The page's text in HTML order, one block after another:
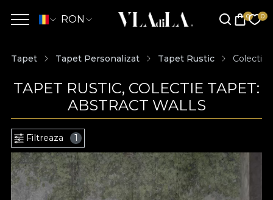
RON
Tapet Tapet Personalizat Tapet Rustic Colectie
TAPET RUSTIC, COLECTIE TAPET:
ABSTRACT WALLS
Filtreaza 1